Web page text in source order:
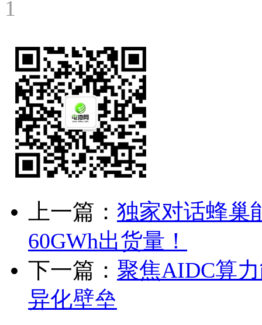
1
上一篇： 独家对话蜂巢
60GWh出货量！
下一篇： 聚焦AIDC算
异化壁垒